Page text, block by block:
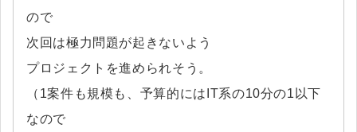
ので
次回は極力問題が起きないよう
プロジェクトを進められそう。
（1案件も規模も、予算的にはIT系の10分の1以下
なので